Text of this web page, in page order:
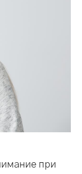
при